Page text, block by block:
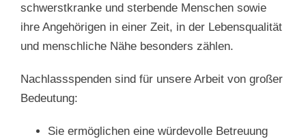
schwerstkranke und sterbende Menschen sowie
ihre Angehörigen in einer Zeit, in der Lebensqualität
und menschliche Nähe besonders zählen.
Nachlassspenden sind für unsere Arbeit von großer
Bedeutung:
Sie ermöglichen eine würdevolle Betreuung